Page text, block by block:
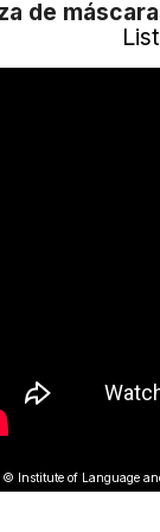
de
© Institute of Language